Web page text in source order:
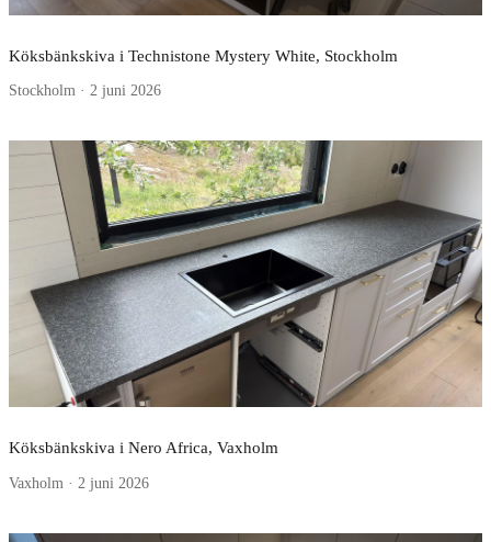
Köksbänkskiva i Technistone Mystery White, Stockholm
Stockholm · 2 juni 2026
Köksbänkskiva i Nero Africa, Vaxholm
Vaxholm · 2 juni 2026